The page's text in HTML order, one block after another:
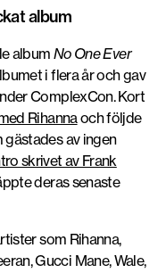
album
album No One Ever
i flera år och gav
ComplexCon. Kort
Rihannaoch följde
gästades av ingen
skrivet av Frank
deras senaste
som Rihanna,
Gucci Mane, Wale,